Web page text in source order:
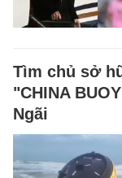
Tìm chủ sở
"CHINA
Ngãi